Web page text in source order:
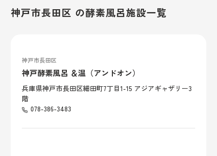
神戸市長田区 の酵素風呂施設一覧
神戸市長田区
神戸酵素風呂 ＆温（アンドオン）
兵庫県神戸市長田区細田町7丁目1-15 アジアギャザリー3
階
078-386-3483